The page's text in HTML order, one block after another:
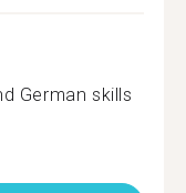
German skills